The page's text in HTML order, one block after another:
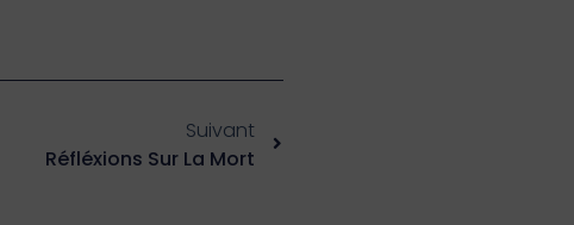
Suivant
Réfléxions Sur La Mort